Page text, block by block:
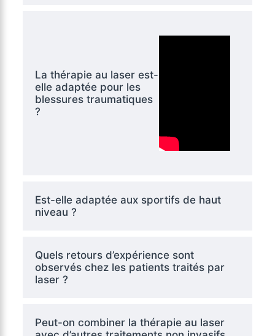
La thérapie au laser est-
elle adaptée pour les
blessures traumatiques
?
Est-elle adaptée aux sportifs de haut
niveau ?
Quels retours d’expérience sont
observés chez les patients traités par
laser ?
Peut-on combiner la thérapie au laser